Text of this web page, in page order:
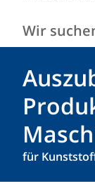
Wir
für